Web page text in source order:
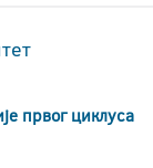
првог циклуса